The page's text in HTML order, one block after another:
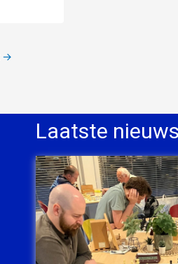
→
Laatste nieuws